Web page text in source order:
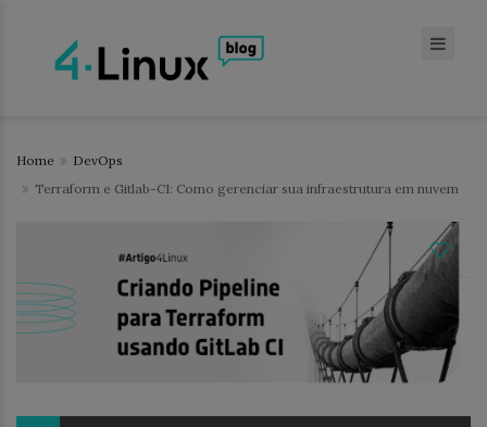
Home
DevOps
Terraform e Gitlab-CI: Como gerenciar sua infraestrutura em nuvem